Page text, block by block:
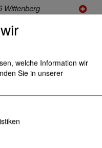
Wittenberg
Bad Düben
Hausnotruf
Wohn Park am
welche Information wir
Sie in unserer